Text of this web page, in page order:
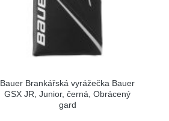
Bauer Brankářská vyrážečka Bauer
GSX JR, Junior, černá, Obrácený
gard